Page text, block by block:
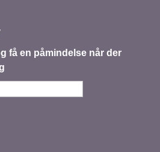
få en påmindelse når der